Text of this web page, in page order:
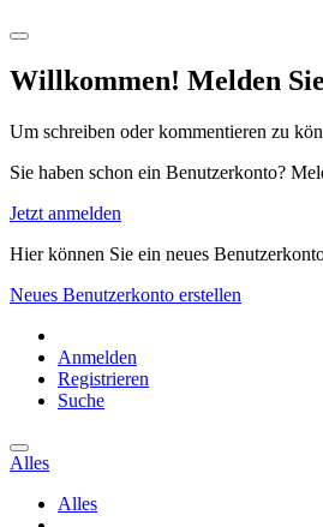
Willkommen! Melden
Um schreiben oder kommentieren zu
Sie haben schon ein Benutzerkonto?
Jetzt anmelden
Hier können Sie ein neues
Neues Benutzerkonto erstellen
Anmelden
Registrieren
Suche
Alles
Alles